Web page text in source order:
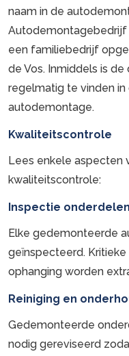
naam in de
Autodemontagebedrijf
een familiebedrijf
de Vos. Inmiddels is
regelmatig te vinden
autodemontage.
Kwaliteitscontrole
Lees enkele aspecten
kwaliteitscontrole:
Inspectie onderdelen
Elke gedemonteerde
geïnspecteerd.
ophanging worden
Reiniging en
Gedemonteerde
nodig gereviseerd